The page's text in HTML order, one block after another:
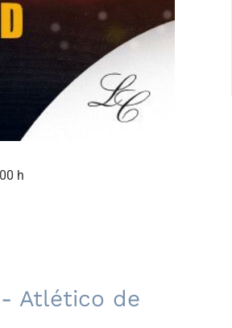
h
Atlético de